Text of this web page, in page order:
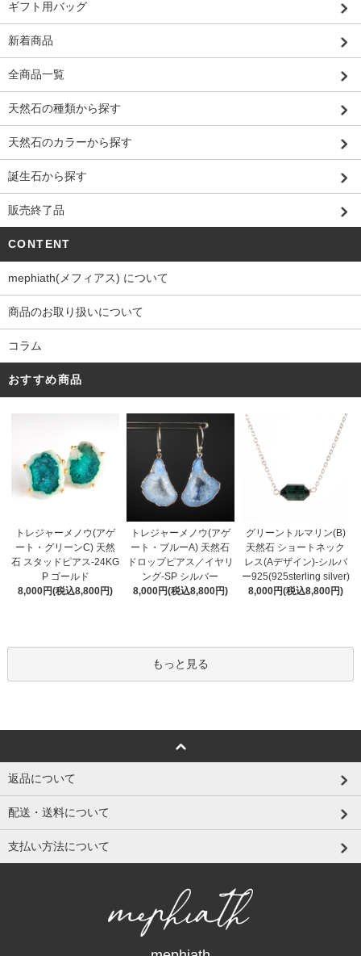
ギフト用バッグ
新着商品
全商品一覧
天然石の種類から探す
天然石のカラーから探す
誕生石から探す
販売終了品
CONTENT
mephiath(メフィアス) について
商品のお取り扱いについて
コラム
おすすめ商品
トレジャーメノウ(アゲ
ート・グリーンC) 天然
石 スタッドピアス-24KG
P ゴールド
8,000円(税込8,800円)
トレジャーメノウ(アゲ
ート・ブルーA) 天然石
ドロップピアス／イヤリ
ング-SP シルバー
8,000円(税込8,800円)
グリーントルマリン(B)
天然石 ショートネック
レス(Aデザイン)-シルバ
ー925(925sterling silver)
8,000円(税込8,800円)
もっと見る
返品について
配送・送料について
支払い方法について